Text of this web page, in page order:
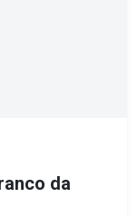
da